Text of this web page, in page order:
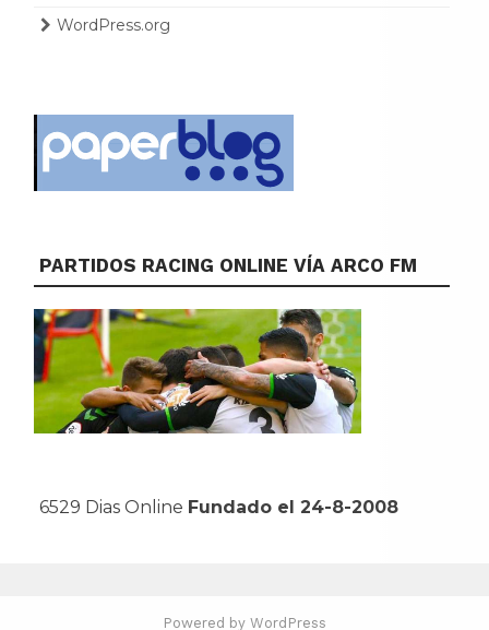
WordPress.org
PARTIDOS RACING ONLINE VÍA ARCO FM
6529 Dias Online Fundado el 24-8-2008
Powered by WordPress